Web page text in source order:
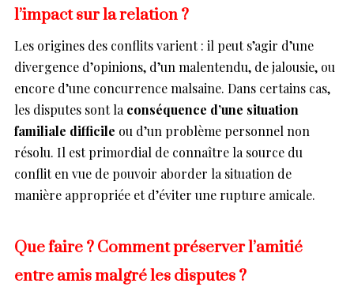
l’impact sur la relation ?
Les origines des conflits varient : il peut s’agir d’une
divergence d’opinions, d’un malentendu, de jalousie, ou
encore d’une concurrence malsaine. Dans certains cas,
les disputes sont la conséquence d’une situation
familiale difficile ou d’un problème personnel non
résolu. Il est primordial de connaître la source du
conflit en vue de pouvoir aborder la situation de
manière appropriée et d’éviter une rupture amicale.
Que faire ? Comment préserver l’amitié
entre amis malgré les disputes ?